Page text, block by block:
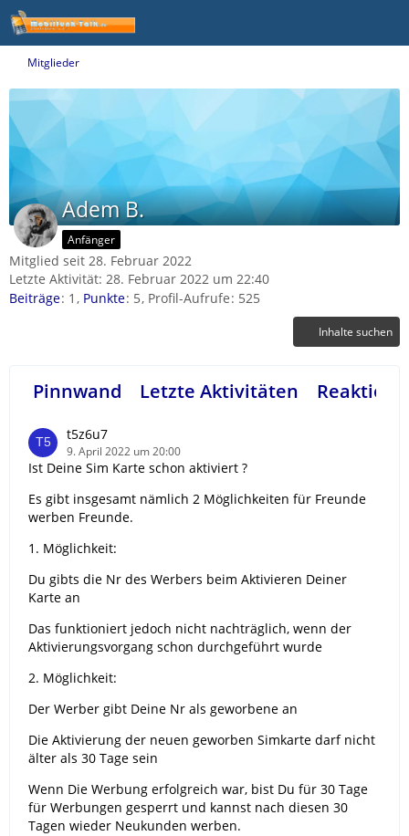
Mitglieder
Adem B.
Anfänger
Mitglied seit 28. Februar 2022
Letzte Aktivität: 28. Februar 2022 um 22:40
Beiträge 1 Punkte 5 Profil-Aufrufe 525
Inhalte suchen
Pinnwand Letzte Aktivitäten
t5z6u7
9. April 2022 um 20:00
Ist Deine Sim Karte schon aktiviert ?
Es gibt insgesamt nämlich 2 Möglichkeiten für Freunde
werben Freunde.
1. Möglichkeit:
Du gibts die Nr des Werbers beim Aktivieren Deiner
Karte an
Das funktioniert jedoch nicht nachträglich, wenn der
Aktivierungsvorgang schon durchgeführt wurde
2. Möglichkeit:
Der Werber gibt Deine Nr als geworbene an
Die Aktivierung der neuen geworben Simkarte darf nicht
älter als 30 Tage sein
Wenn Die Werbung erfolgreich war, bist Du für 30 Tage
für Werbungen gesperrt und kannst nach diesen 30
Tagen wieder Neukunden werben.